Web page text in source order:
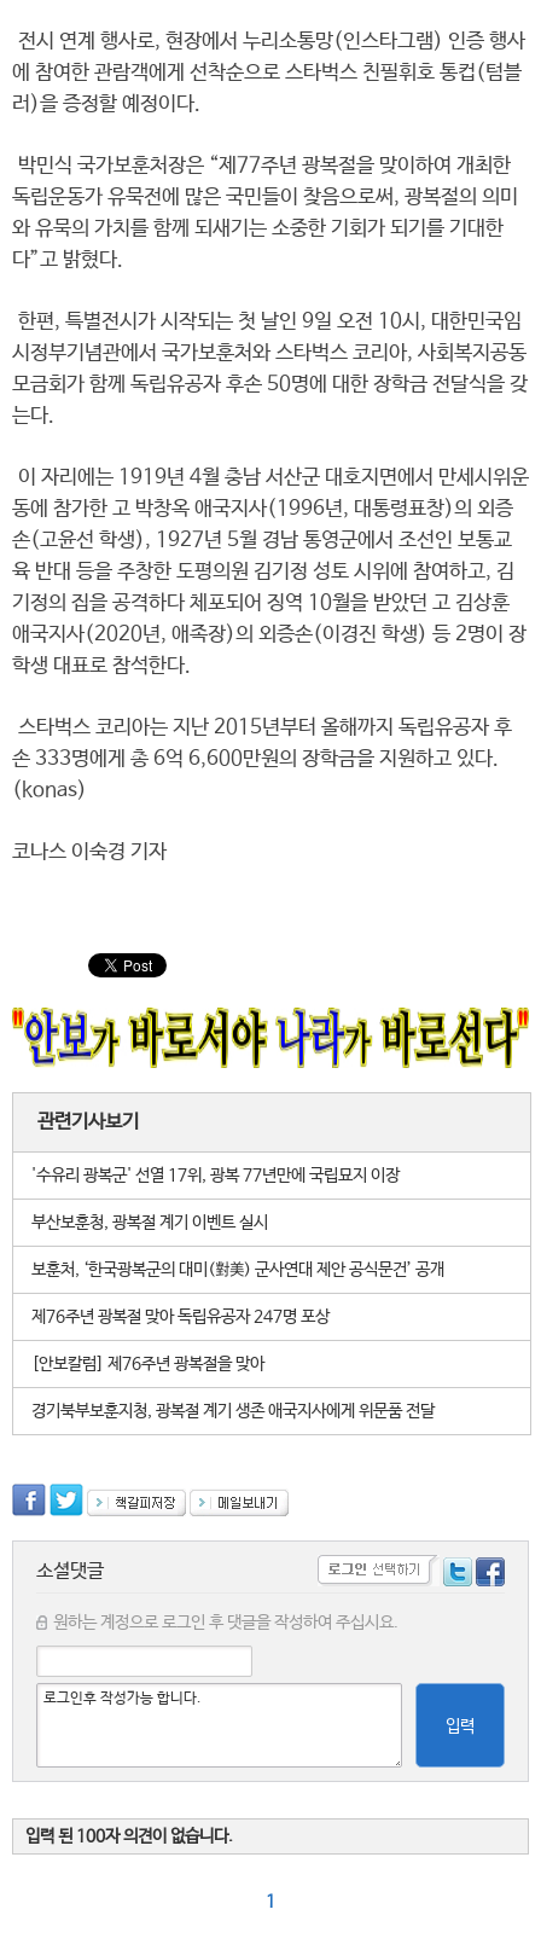
전시 연계 행사로, 현장에서 누리소통망(인스타그램) 인증 행사
에 참여한 관람객에게 선착순으로 스타벅스 친필휘호 통컵(텀블
러)을 증정할 예정이다.
박민식 국가보훈처장은 “제77주년 광복절을 맞이하여 개최한
독립운동가 유묵전에 많은 국민들이 찾음으로써, 광복절의 의미
와 유묵의 가치를 함께 되새기는 소중한 기회가 되기를 기대한
다”고 밝혔다.
한편, 특별전시가 시작되는 첫 날인 9일 오전 10시, 대한민국임
시정부기념관에서 국가보훈처와 스타벅스 코리아, 사회복지공동
모금회가 함께 독립유공자 후손 50명에 대한 장학금 전달식을 갖
는다.
이 자리에는 1919년 4월 충남 서산군 대호지면에서 만세시위운
동에 참가한 고 박창옥 애국지사(1996년, 대통령표창)의 외증
손(고윤선 학생), 1927년 5월 경남 통영군에서 조선인 보통교
육 반대 등을 주창한 도평의원 김기정 성토 시위에 참여하고, 김
기정의 집을 공격하다 체포되어 징역 10월을 받았던 고 김상훈
애국지사(2020년, 애족장)의 외증손(이경진 학생) 등 2명이 장
학생 대표로 참석한다.
스타벅스 코리아는 지난 2015년부터 올해까지 독립유공자 후
손 333명에게 총 6억 6,600만원의 장학금을 지원하고 있다.
(konas)
코나스 이숙경 기자
관련기사보기
'수유리 광복군' 선열 17위, 광복 77년만에 국립묘지 이장
부산보훈청, 광복절 계기 이벤트 실시
보훈처, ‘한국광복군의 대미(對美) 군사연대 제안 공식문건’ 공개
제76주년 광복절 맞아 독립유공자 247명 포상
[안보칼럼] 제76주년 광복절을 맞아
경기북부보훈지청, 광복절 계기 생존 애국지사에게 위문품 전달
소셜댓글
원하는 계정으로 로그인 후 댓글을 작성하여 주십시요.
입력
입력 된 100자 의견이 없습니다.
1